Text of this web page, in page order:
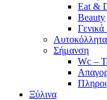
Eat &
Beauty
Σήμανση
Wc –
Ξύλινα